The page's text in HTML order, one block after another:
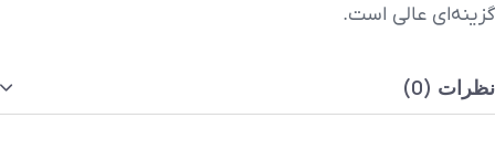
گزینه‌ای عالی است.
نظرات (0)